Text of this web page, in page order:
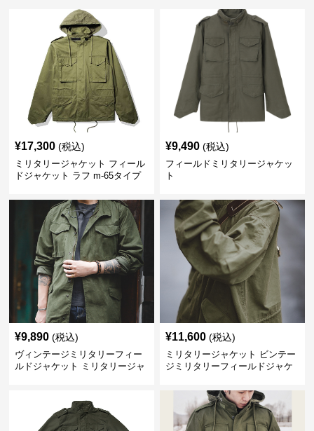
¥17,300 (税込)
ミリタリージャケット フィール
ドジャケット ラフ m-65タイプ
¥9,490 (税込)
フィールドミリタリージャケッ
ト
¥9,890 (税込)
ヴィンテージミリタリーフィー
ルドジャケット ミリタリージャ
¥11,600 (税込)
ミリタリージャケット ビンテー
ジミリタリーフィールドジャケ